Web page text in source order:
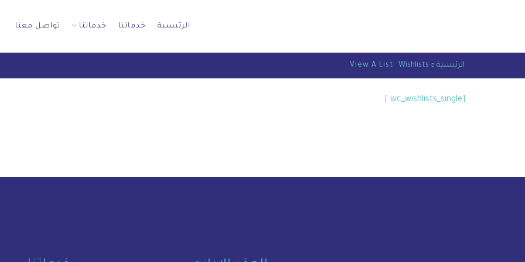
الرئيسية خدماتنا خدماتنا تواصل معنا
الرئيسية Wishlists
View A List
[wc_wishlists_single ]